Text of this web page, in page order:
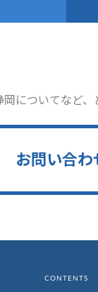
についてなど
お問い合わ
CONTENTS